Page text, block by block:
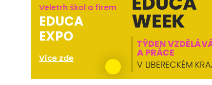
Veletrh škol a firem
EDUCA
EXPO
Více zde